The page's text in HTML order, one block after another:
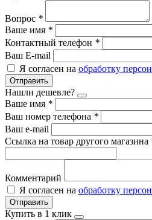
Вопрос *
Ваше имя *
Контактный телефон *
Ваш E-mail
Я согласен на обработку
Отправить
Нашли дешевле?
Ваше имя *
Ваш номер телефона *
Ваш e-mail
Ссылка на товар другого магазина
Комментарий
Я согласен на обработку
Отправить
Купить в 1 клик